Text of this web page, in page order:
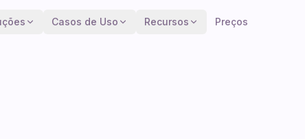
Casos de Uso Recursos Preços